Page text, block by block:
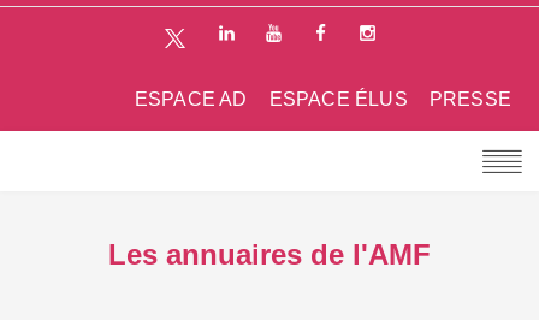
PRESSE
ESPACE ÉLUS
ESPACE AD
Les annuaires de l'AMF